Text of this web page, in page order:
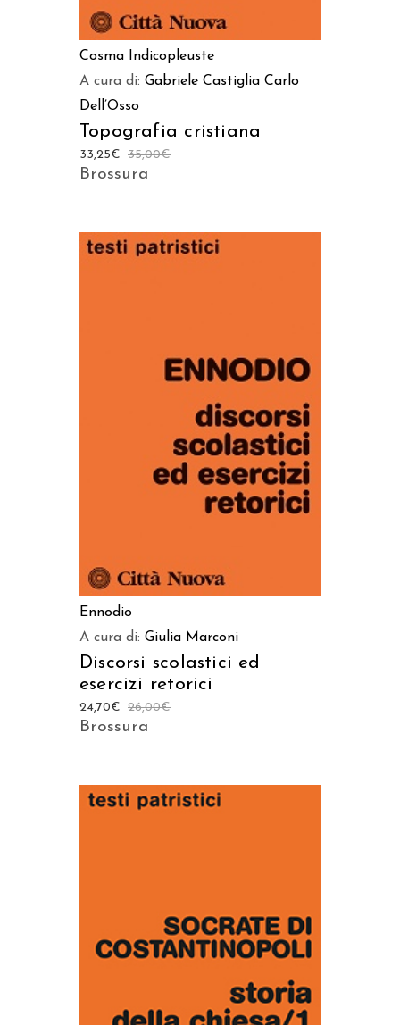
Cosma Indicopleuste
A cura di: Gabriele Castiglia Carlo
Dell’Osso
Topografia cristiana
35,00€
33,25€
Brossura
AGGIUNGI AL CARRELLO
Ennodio
A cura di: Giulia Marconi
Discorsi scolastici ed
esercizi retorici
26,00€
24,70€
Brossura